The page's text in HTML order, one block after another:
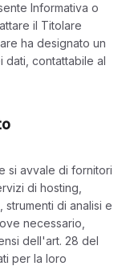
Informativa o
il Titolare
ha designato un
contattabile al
si avvale di fornitori
di hosting,
strumenti di analisi e
necessario,
dell'art. 28 del
per la loro